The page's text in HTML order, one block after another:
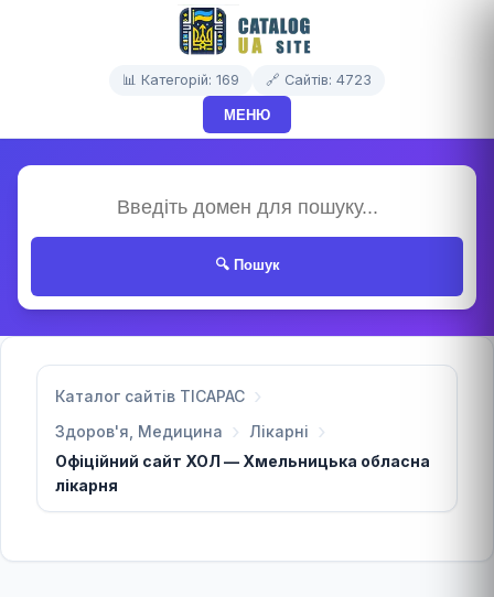
📊 Категорій: 169 🔗 Сайтів: 4723
МЕНЮ
🔍 Пошук
Каталог сайтів TICAPAC
Здоров'я, Медицина
Лікарні
Офіційний сайт ХОЛ — Хмельницька обласна
лікарня